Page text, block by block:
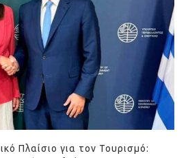
Πλαίσιο για τον Τουρισμό: